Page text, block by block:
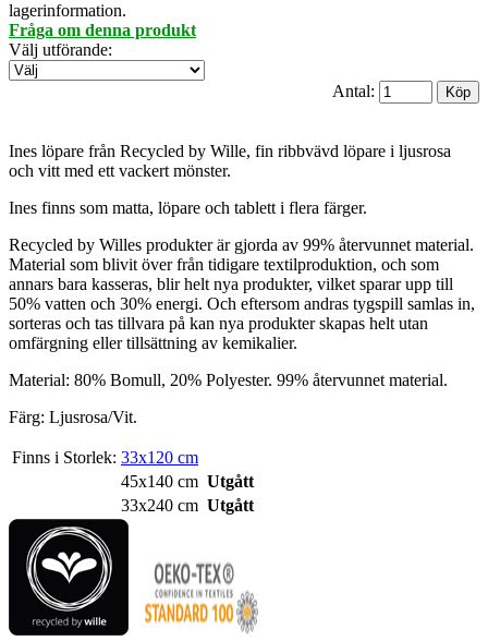
lagerinformation.
Fråga om denna produkt
Välj utförande:
Antal:
Ines löpare från Recycled by Wille, fin ribbvävd löpare i ljusrosa
och vitt med ett vackert mönster.
Ines finns som matta, löpare och tablett i flera färger.
Recycled by Willes produkter är gjorda av 99% återvunnet material.
Material som blivit över från tidigare textilproduktion, och som
annars bara kasseras, blir helt nya produkter, vilket sparar upp till
50% vatten och 30% energi. Och eftersom andras tygspill samlas in,
sorteras och tas tillvara på kan nya produkter skapas helt utan
omfärgning eller tillsättning av kemikalier.
Material: 80% Bomull, 20% Polyester. 99% återvunnet material.
Färg: Ljusrosa/Vit.
Finns i Storlek: 33x120 cm
45x140 cm Utgått
33x240 cm Utgått